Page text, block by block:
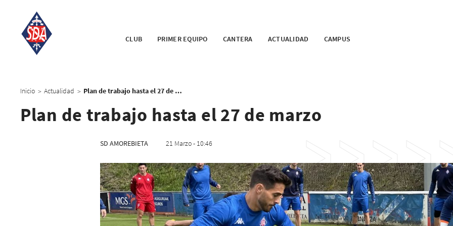
CLUB PRIMER EQUIPO CANTERA ACTUALIDAD CAMPUS
Inicio > Actualidad > Plan de trabajo hasta el 27 de marzo
Plan de trabajo hasta el 27 de marzo
SD AMOREBIETA 21 Marzo - 10:46